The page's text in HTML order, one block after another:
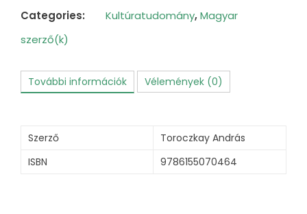
Categories:
Kultúratudomány,Magyar
szerző(k)
További információk Vélemények (0)
Szerző
Toroczkay András
ISBN
9786155070464